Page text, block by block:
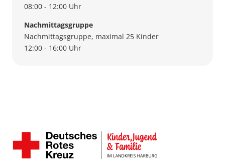
08:00 - 12:00 Uhr
Nachmittagsgruppe
Nachmittagsgruppe, maximal 25 Kinder
12:00 - 16:00 Uhr